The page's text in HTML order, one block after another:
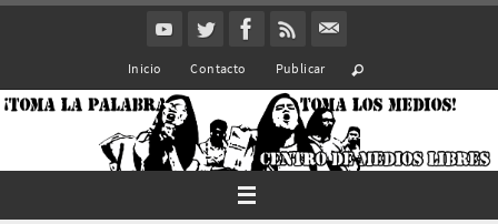
Inicio Contacto Publicar